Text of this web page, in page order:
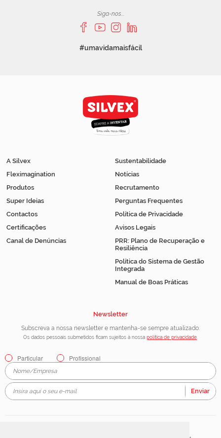
Siga-nos...
#umavidamaisfácil
A Silvex
Fleximagination
Produtos
Super Ideias
Contactos
Certificações
Canal de Denúncias
Sustentabilidade
Notícias
Recrutamento
Perguntas Frequentes
Política de Privacidade
Avisos Legais
PRR: Plano de Recuperação e
Resiliência
Política do Sistema de Gestão
Integrada
Manual de Boas Práticas
Newsletter
Subscreva a nossa newsletter e mantenha-se sempre atualizado.
Os dados pessoais submetidos ficam sujeitos à nossa política de privacidade
Particular Profissional
Enviar